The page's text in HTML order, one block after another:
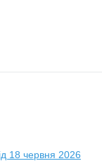
18 червня 2026